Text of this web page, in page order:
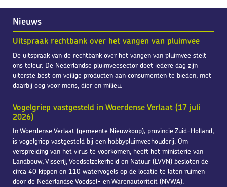
Nieuws
Uitspraak rechtbank over het vangen van pluimvee
De uitspraak van de rechtbank over het vangen van pluimvee stelt
ons teleur. De Nederlandse pluimveesector doet iedere dag zijn
uiterste best om veilige producten aan consumenten te bieden, met
daarbij oog voor mens, dier en milieu.
Vogelgriep vastgesteld in Woerdense Verlaat (17 juli
2026)
In Woerdense Verlaat (gemeente Nieuwkoop), provincie Zuid-Holland,
is vogelgriep vastgesteld bij een hobbypluimveehouderij. Om
verspreiding van het virus te voorkomen, heeft het ministerie van
Landbouw, Visserij, Voedselzekerheid en Natuur (LVVN) besloten de
circa 40 kippen en 110 watervogels op de locatie te laten ruimen
door de Nederlandse Voedsel- en Warenautoriteit (NVWA).